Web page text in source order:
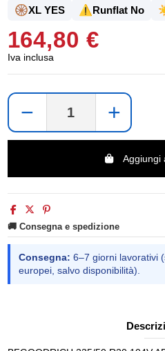
🛞XL YES ⚠️Runflat No
164,80 €
Iva inclusa
− +
Aggiungi
🚚 Consegna e spedizione
Consegna: 6–7 giorni lavorativi
europei, salvo disponibilità).